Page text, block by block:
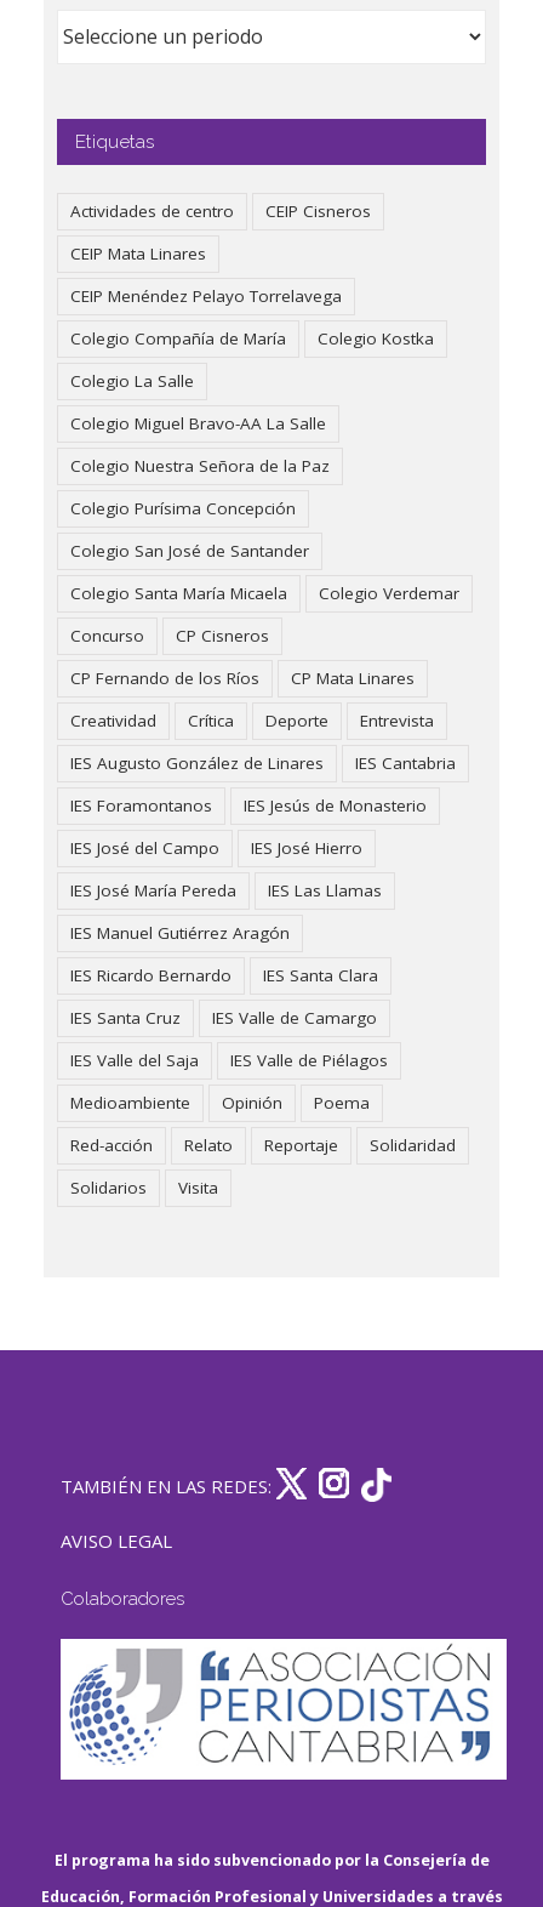
Etiquetas
Actividades de centro
CEIP Cisneros
CEIP Mata Linares
CEIP Menéndez Pelayo Torrelavega
Colegio Compañía de María
Colegio Kostka
Colegio La Salle
Colegio Miguel Bravo-AA La Salle
Colegio Nuestra Señora de la Paz
Colegio Purísima Concepción
Colegio San José de Santander
Colegio Santa María Micaela
Colegio Verdemar
Concurso
CP Cisneros
CP Fernando de los Ríos
CP Mata Linares
Creatividad
Crítica Deporte
Entrevista
IES Augusto González de Linares
IES Cantabria
IES Foramontanos
IES Jesús de Monasterio
IES José del Campo
IES José Hierro
IES José María Pereda
IES Las Llamas
IES Manuel Gutiérrez Aragón
IES Ricardo Bernardo
IES Santa Clara
IES Santa Cruz
IES Valle de Camargo
IES Valle del Saja
IES Valle de Piélagos
Medioambiente
Opinión
Poema
Red-acción
Relato Reportaje
Solidaridad
Solidarios
Visita
TAMBIÉN EN LAS REDES:
AVISO LEGAL
Colaboradores
El programa ha sido subvencionado por la Consejería de
Educación, Formación Profesional y Universidades a través